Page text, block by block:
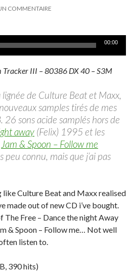
COMMENTAIRE
00:00
Tracker III – 80386 DX 40 – S3M
de Culture Beat et Maxx,
samples tirés de mes
26 sons acide samplés hors de
away (Felix) 1995 et les
Jam & Spoon – Follow me
connu, mais que j’ai pas
like Culture Beat and Maxx realised
made out of new CD i’ve bought.
The Free – Dance the night Away
& Spoon – Follow me… Not well
listen to.
390 hits)